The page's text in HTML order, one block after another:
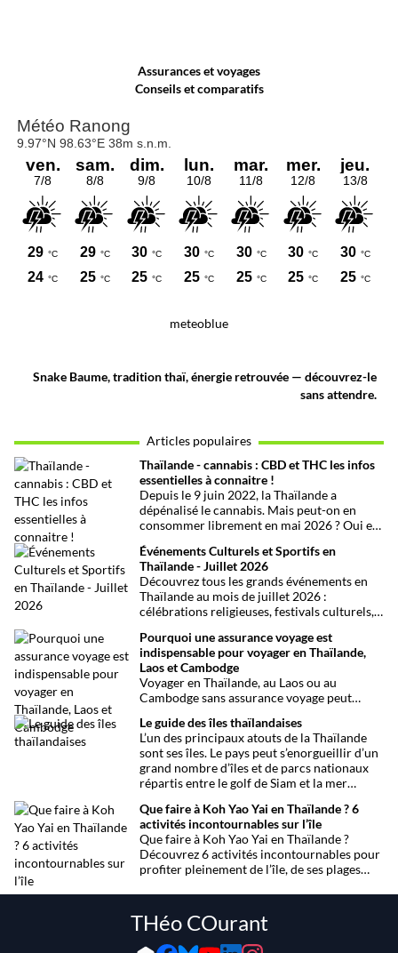
Assurances et voyages
Conseils et comparatifs
meteoblue
Snake Baume, tradition thaï, énergie retrouvée — découvrez-le
sans attendre.
Articles populaires
Thaïlande - cannabis : CBD et THC les infos
essentielles à connaitre !
Depuis le 9 juin 2022, la Thaïlande a
dépénalisé le cannabis. Mais peut-on en
consommer librement en mai 2026 ? Oui et
confusions qui peuvent avoir de grosses
conséquences ! Explications.
Événements Culturels et Sportifs en
Thaïlande - Juillet 2026
Découvrez tous les grands événements en
Thaïlande au mois de juillet 2026 :
célébrations religieuses, festivals culturels,
et fêtes locales. Une sélection
chronologique complète pour ne rien
manquer !
Pourquoi une assurance voyage est
indispensable pour voyager en Thaïlande,
Laos et Cambodge
Voyager en Thaïlande, au Laos ou au
Cambodge sans assurance voyage peut
maladies ou perte de bagages sont des
imprévus fréquents en Asie du Sud-Est.
Découvrez pourquoi une assurance voyage
est essentielle pour garantir votre sécurité
et votre sérénité.
Le guide des îles thaïlandaises
L’un des principaux atouts de la Thaïlande
sont ses îles. Le pays peut s’enorgueillir d’un
grand nombre d’îles et de parcs nationaux
répartis entre le golf de Siam et la mer
Que faire à Koh Yao Yai en Thaïlande ? 6
activités incontournables sur l’île
Que faire à Koh Yao Yai en Thaïlande ?
Découvrez 6 activités incontournables pour
profiter pleinement de l’île, de ses plages
THéo COurant